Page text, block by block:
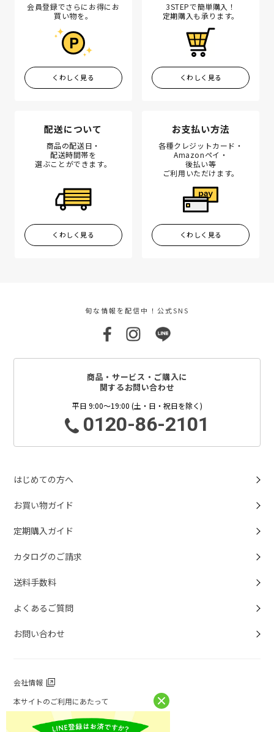
会員登録でさらにお得にお
買い物を。
くわしく見る
3STEPで簡単購入！
定期購入も承ります。
くわしく見る
配送について
商品の配送日・
配送時間帯を
選ぶことができます。
くわしく見る
お支払い方法
各種クレジットカード・
Amazonペイ・
後払い等
ご利用いただけます。
くわしく見る
旬な情報を配信中！公式SNS
商品・サービス・ご購入に
関するお問い合わせ
平日 9:00～19:00 (土・日・祝日を除く)
0120-86-2101
はじめての方へ
お買い物ガイド
定期購入ガイド
カタログのご請求
送料手数料
よくあるご質問
お問い合わせ
会社情報
本サイトのご利用にあたって
個人情報保護方針